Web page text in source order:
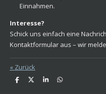
Einnahmen.
Interesse?
Schick uns einfach eine
Kontaktformular aus – wir
« Zurück
T
T
T
T